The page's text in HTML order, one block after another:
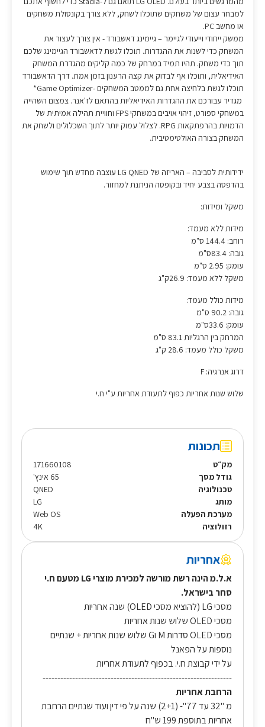
למבחר עצום של משחקים שתוכלו לשחק, ללא צורך בקונסולת משחקים
או מחשב PC.
ממשק ייחודי וייעודי לגיימר – גיימינג דאשבורד - אין צורך לעצור את
המשחק כדי לשנות את ההגדרות. תוכלו לגשת לדאשבורד הגיימינג שלכם
תוך כדי משחק. תהיו תמיד במרחק של כמה קליקים מהגדרת המשחק
האידיאלית, ותוכלו אף לבדוק את קצה הרענון בזמן אמת. דרך הדאשבורד
תוכלו לגשת בלחיצה אחת גם לממטב המשחקים -Game Optimizer*
מגדיר עבורכם את ההגדרות האידיאליות בהתאם לז'אנר. צמצום השהייה
במשחקי ספורט, זיהוי אויבים במשחקי FPS וחוויית תהילה אמיתית של
הדמויות בהרפתקאות RPG. לצלול עמוק יותר לתוך השכלולים ולשחק את
המשחק בצורה האולטימטיבית.
ידידותית לסביבה – האריזה של LG QNED עוצבה מחדש תוך שימוש
בהדפסה בצבע יחיד ובקופסה הניתנת למחזור.
משקל ומידות:
מידות ללא מעמד:
רוחב: 144.4 ס"מ
גובה: 83.4ס"מ
עומק: 2.95 ס"מ
משקל ללא מעמד: 26.9ק"ג
מידות כולל מעמד:
גובה: 90.2 ס"מ
עומק: 33.6ס"מ
המרחק בין הרגליות 83.1 ס"מ
משקל כולל מעמד: 28.6 ק"ג
דרוג אנרגיה: F
שלוש שנות אחריות כפוף לתעודת אחריות ע"י ח.י
תכונות
מק״ט
171660108
גודל מסך
65 אינץ'
טכנולוגיה
QNED
מותג
LG
מערכת הפעלה
Web OS
רזולוציה
4K
אחריות
א.ל.מ הינה רשת מורשה למכירת מוצרי LG מטעם ח.י
סחר בישראל.
מסכי LG (להוציא מסכי OLED) שנה אחריות
מסכי OLED שלוש שנות אחריות
מסכי OLED סדרות M וG שלוש שנות אחריות + שנתיים
נוספות על הפאנל
על ידי קבוצת ח.י. בכפוף לתעודת אחריות
----------------------------------------------------------------
הרחבת אחריות
מ "32 עד 77"- (2+1) שנה על פי דין ועוד שנתיים הרחבת
אחריות בתוספת 199 ש"ח